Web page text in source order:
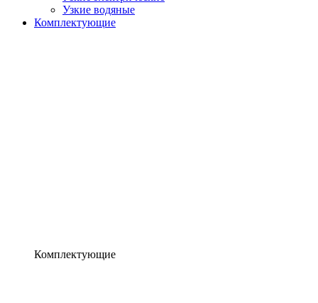
Узкие водяные
Комплектующие
Комплектующие